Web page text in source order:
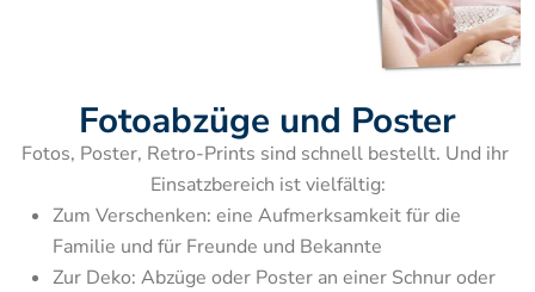
Fotoabzüge und Poster
Fotos, Poster, Retro-Prints sind schnell bestellt. Und ihr
Zum Verschenken: eine Aufmerksamkeit für die
Familie und für Freunde und Bekannte
Zur Deko: Abzüge oder Poster an einer Schnur oder